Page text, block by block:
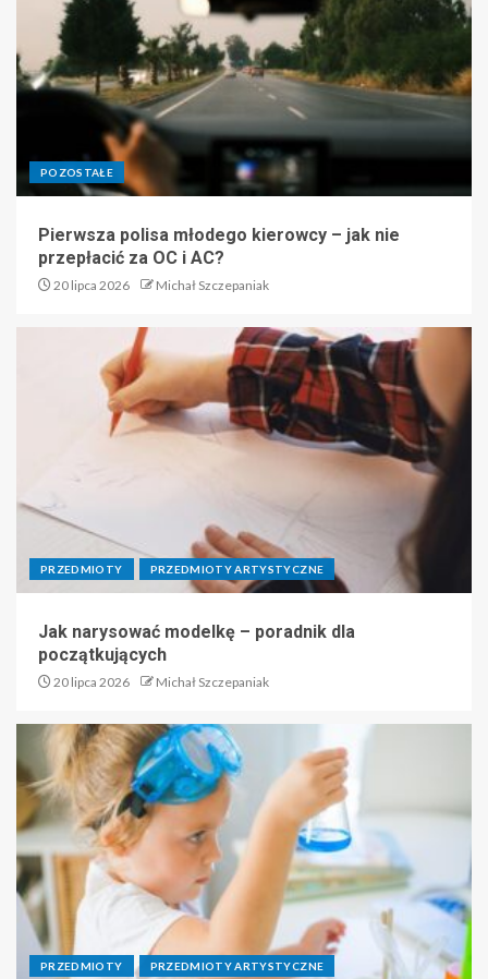
POZOSTAŁE
Pierwsza polisa młodego kierowcy – jak nie
przepłacić za OC i AC?
20 lipca 2026 Michał Szczepaniak
PRZEDMIOTY PRZEDMIOTY ARTYSTYCZNE
Jak narysować modelkę – poradnik dla
początkujących
20 lipca 2026 Michał Szczepaniak
PRZEDMIOTY PRZEDMIOTY ARTYSTYCZNE